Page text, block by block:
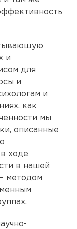
и
для
и
и
как
мы
описанные
ходе
в нашей
методом